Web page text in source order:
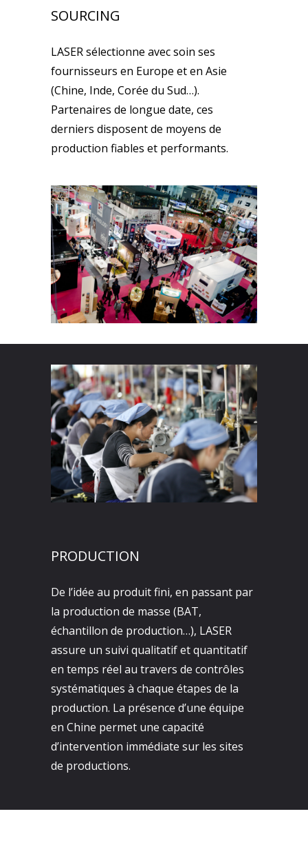
SOURCING
LASER sélectionne avec soin ses
fournisseurs en Europe et en Asie
(Chine, Inde, Corée du Sud…).
Partenaires de longue date, ces
derniers disposent de moyens de
production fiables et performants.
PRODUCTION
De l’idée au produit fini, en passant par
la production de masse (BAT,
échantillon de production…), LASER
assure un suivi qualitatif et quantitatif
en temps réel au travers de contrôles
systématiques à chaque étapes de la
production. La présence d’une équipe
en Chine permet une capacité
d’intervention immédiate sur les sites
de productions.